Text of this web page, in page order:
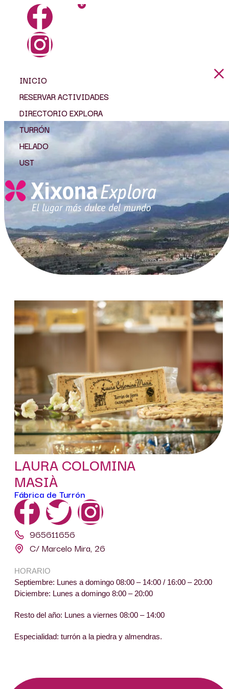
0
INICIO
RESERVAR ACTIVIDADES
DIRECTORIO EXPLORA
TURRÓN
HELADO
UST
LAURA COLOMINA
MASIÀ
Fábrica de Turrón
965611656
C/ Marcelo Mira, 26
HORARIO
Septiembre: Lunes a domingo 08:00 – 14:00 / 16:00 – 20:00
Diciembre: Lunes a domingo 8:00 – 20:00
Resto del año: Lunes a viernes 08:00 – 14:00
Especialidad: turrón a la piedra y almendras.